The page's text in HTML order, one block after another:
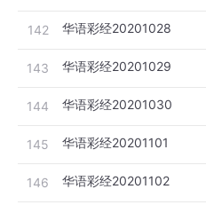
142 华语彩经20201028
143 华语彩经20201029
144 华语彩经20201030
145 华语彩经20201101
146 华语彩经20201102